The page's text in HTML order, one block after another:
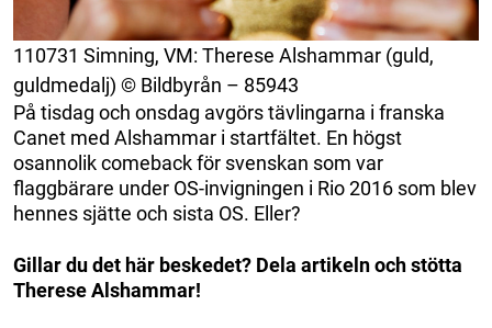
110731 Simning, VM: Therese Alshammar (guld,
guldmedalj) © Bildbyrån – 85943
På tisdag och onsdag avgörs tävlingarna i franska
Canet med Alshammar i startfältet. En högst
osannolik comeback för svenskan som var
flaggbärare under OS-invigningen i Rio 2016 som blev
hennes sjätte och sista OS. Eller?
Gillar du det här beskedet? Dela artikeln och stötta
Therese Alshammar!